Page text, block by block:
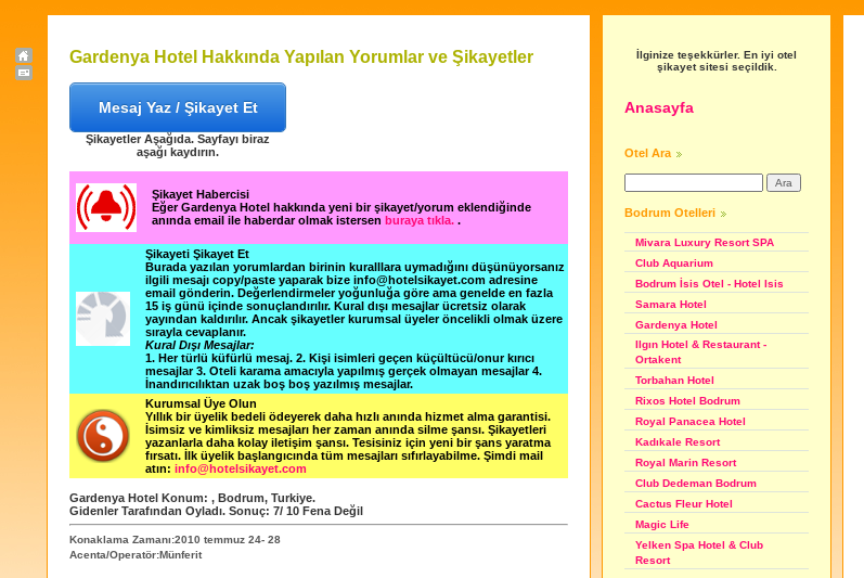
Gardenya Hotel Hakkında Yapılan Yorumlar ve Şikayetler
Mesaj Yaz / Şikayet Et
Şikayetler Aşağıda. Sayfayı biraz
aşağı kaydırın.
Şikayet Habercisi
Eğer Gardenya Hotel hakkında yeni bir şikayet/yorum eklendiğinde
anında email ile haberdar olmak istersen buraya tıkla. .
Şikayeti Şikayet Et
Burada yazılan yorumlardan birinin kuralllara uymadığını düşünüyorsanız
ilgili mesajı copy/paste yaparak bize info@hotelsikayet.com adresine
email gönderin. Değerlendirmeler yoğunluğa göre ama genelde en fazla
15 iş günü içinde sonuçlandırılır. Kural dışı mesajlar ücretsiz olarak
yayından kaldırılır. Ancak şikayetler kurumsal üyeler öncelikli olmak üzere
sırayla cevaplanır.
Kural Dışı Mesajlar:
1. Her türlü küfürlü mesaj. 2. Kişi isimleri geçen küçültücü/onur kırıcı
mesajlar 3. Oteli karama amacıyla yapılmış gerçek olmayan mesajlar 4.
İnandırıcılıktan uzak boş boş yazılmış mesajlar.
Kurumsal Üye Olun
Yıllık bir üyelik bedeli ödeyerek daha hızlı anında hizmet alma garantisi.
İsimsiz ve kimliksiz mesajları her zaman anında silme şansı. Şikayetleri
yazanlarla daha kolay iletişim şansı. Tesisiniz için yeni bir şans yaratma
fırsatı. İlk üyelik başlangıcında tüm mesajları sıfırlayabilme. Şimdi mail
atın: info@hotelsikayet.com
Gardenya Hotel Konum: , Bodrum, Turkiye.
Gidenler Tarafından Oyladı. Sonuç: 7/ 10 Fena Değil
Konaklama Zamanı:2010 temmuz 24- 28
Acenta/Operatör:Münferit
İlginize teşekkürler. En iyi otel
şikayet sitesi seçildik.
Anasayfa
Otel Ara
Bodrum Otelleri
Mivara Luxury Resort SPA
Club Aquarium
Bodrum İsis Otel - Hotel Isis
Samara Hotel
Gardenya Hotel
Ilgın Hotel & Restaurant -
Ortakent
Torbahan Hotel
Rixos Hotel Bodrum
Royal Panacea Hotel
Kadıkale Resort
Royal Marin Resort
Club Dedeman Bodrum
Cactus Fleur Hotel
Magic Life
Yelken Spa Hotel & Club
Resort